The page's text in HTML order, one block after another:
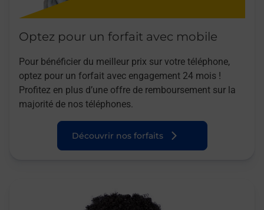
Optez pour un forfait avec mobile
Pour bénéficier du meilleur prix sur votre téléphone,
optez pour un forfait avec engagement 24 mois !
Profitez en plus d’une offre de remboursement sur la
majorité de nos téléphones.
Découvrir nos forfaits